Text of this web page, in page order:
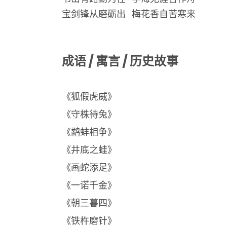
宝剑锋从磨砺出 梅花香自苦寒来
成语 / 寓言 / 历史故事
《狐假虎威》
《守株待兔》
《鹬蚌相争》
《井底之蛙》
《画蛇添足》
《一诺千金》
《朝三暮四》
《铁杵磨针》